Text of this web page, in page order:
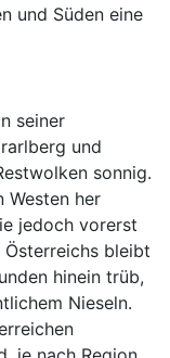
und Süden eine
seiner
und
sonnig.
Westen her
jedoch vorerst
Österreichs bleibt
hinein trüb,
Nieseln.